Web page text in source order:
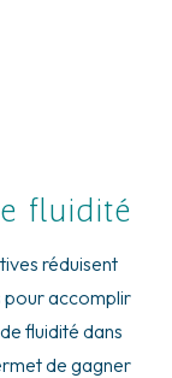
fluidité
réduisent
pour accomplir
fluidité dans
de gagner